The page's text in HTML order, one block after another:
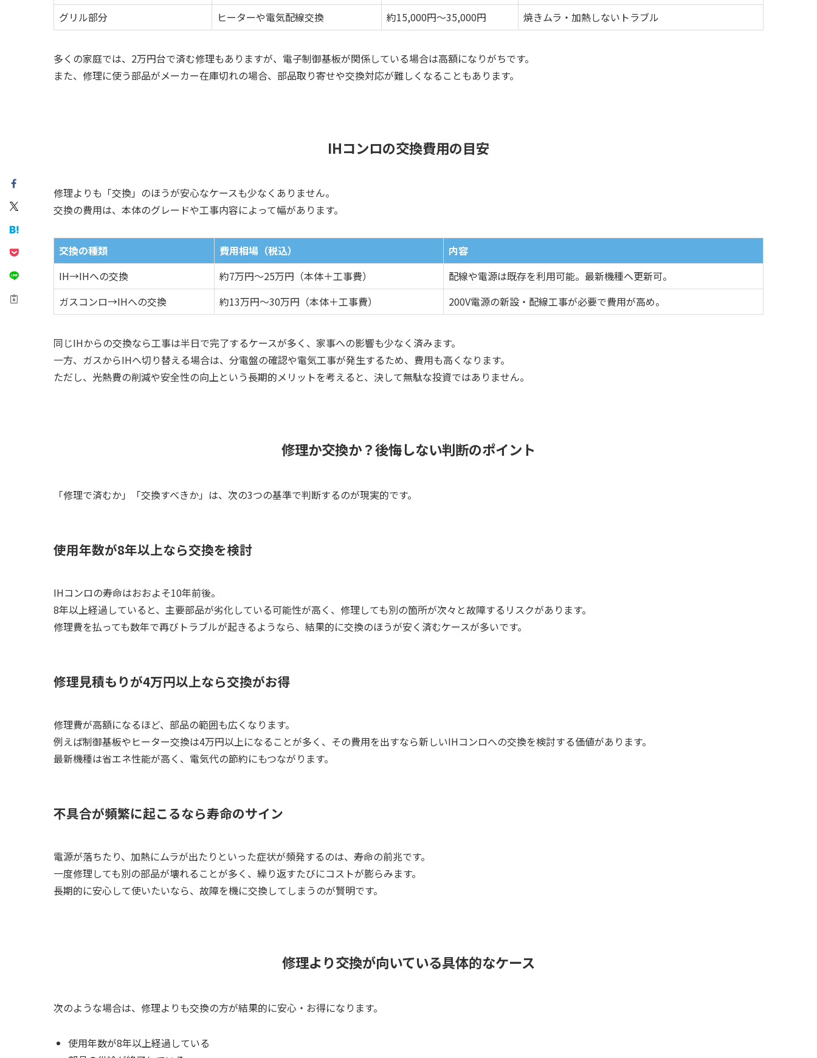
グリル部分
ヒーターや電気配線交換 約15,000円～35,000円 焼きムラ・加熱しないトラブル
多くの家庭では、2万円台で済む修理もありますが、電子制御基板が関係している場合は高額になりがちです。
また、修理に使う部品がメーカー在庫切れの場合、部品取り寄せや交換対応が難しくなることもあります。
IHコンロの交換費用の目安
修理よりも「交換」のほうが安心なケースも少なくありません。
交換の費用は、本体のグレードや工事内容によって幅があります。
交換の種類 費用相場（税込）
内容
IH→IHへの交換
約7万円～25万円（本体＋工事費）
配線や電源は既存を利用可能。最新機種へ更新可。
ガスコンロ→IHへの交換
約13万円～30万円（本体＋工事費） 200V電源の新設・配線工事が必要で費用が高め。
同じIHからの交換なら工事は半日で完了するケースが多く、家事への影響も少なく済みます。
一方、ガスからIHへ切り替える場合は、分電盤の確認や電気工事が発生するため、費用も高くなります。
ただし、光熱費の削減や安全性の向上という長期的メリットを考えると、決して無駄な投資ではありません。
修理か交換か？後悔しない判断のポイント
「修理で済むか」「交換すべきか」は、次の3つの基準で判断するのが現実的です。
使用年数が8年以上なら交換を検討
IHコンロの寿命はおおよそ10年前後。
8年以上経過していると、主要部品が劣化している可能性が高く、修理しても別の箇所が次々と故障するリスクがあります。
修理費を払っても数年で再びトラブルが起きるようなら、結果的に交換のほうが安く済むケースが多いです。
修理見積もりが4万円以上なら交換がお得
修理費が高額になるほど、部品の範囲も広くなります。
例えば制御基板やヒーター交換は4万円以上になることが多く、その費用を出すなら新しいIHコンロへの交換を検討する価値があります。
最新機種は省エネ性能が高く、電気代の節約にもつながります。
不具合が頻繁に起こるなら寿命のサイン
電源が落ちたり、加熱にムラが出たりといった症状が頻発するのは、寿命の前兆です。
一度修理しても別の部品が壊れることが多く、繰り返すたびにコストが膨らみます。
長期的に安心して使いたいなら、故障を機に交換してしまうのが賢明です。
修理より交換が向いている具体的なケース
次のような場合は、修理よりも交換の方が結果的に安心・お得になります。
使用年数が8年以上経過している